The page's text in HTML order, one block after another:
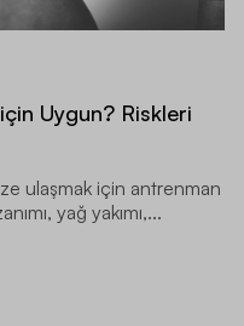
Uygun? Riskleri
ulaşmak için antrenman
yağ yakımı,...